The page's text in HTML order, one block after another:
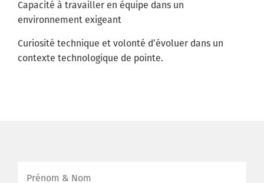
Capacité à travailler en équipe dans un
environnement exigeant
Curiosité technique et volonté d’évoluer dans un
contexte technologique de pointe.